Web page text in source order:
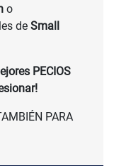
o
de Small
PECIOS
PARA